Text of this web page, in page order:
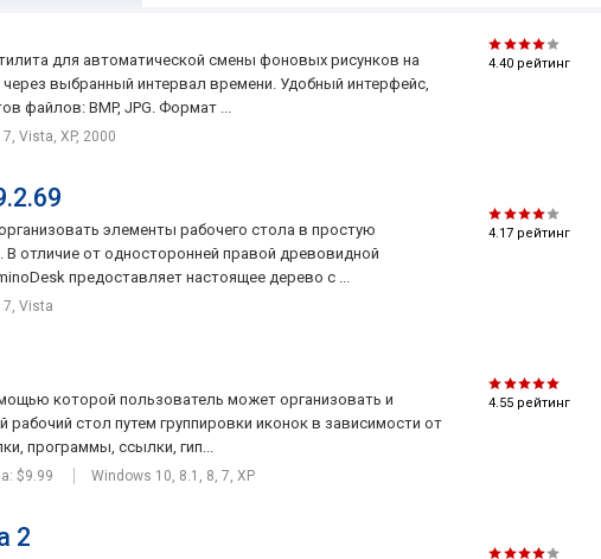
времени, после восхода или заката солнца, в
указанное время или при выходе из программы.
самостоятельно с помощью гарячих клавиш.
Поддерживаются популярные форматы
BMP, JPG, PNG, TIF, PCX, TGA
4.40 рейтинг
для автоматической смены фоновых рисунков на
выбранный интервал времени. Удобный интерфейс,
файлов: BMP, JPG. Формат ...
Vista, XP, 2000
4.17 рейтинг
элементы рабочего стола в простую
В отличие от односторонней правой древовидной
предоставляет настоящее дерево с ...
Vista
4.55 рейтинг
которой пользователь может организовать и
рабочий стол путем группировки иконок в зависимости от
программы, ссылки, гип...
$9.99 Windows 10, 8.1, 8, 7, XP
2